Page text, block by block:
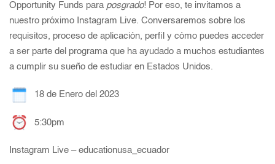
Opportunity Funds para posgrado! Por eso, te invitamos a
nuestro próximo Instagram Live. Conversaremos sobre los
requisitos, proceso de aplicación, perfil y cómo puedes acceder
a ser parte del programa que ha ayudado a muchos estudiantes
a cumplir su sueño de estudiar en Estados Unidos.
18 de Enero del 2023
5:30pm
Instagram Live – educationusa_ecuador